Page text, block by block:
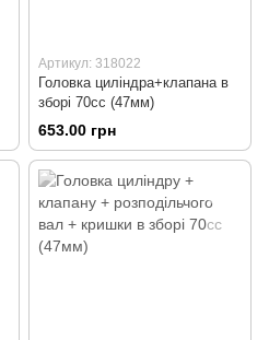
Артикул: 318022
Головка циліндра+клапана в
зборі 70сс (47мм)
653.00 грн